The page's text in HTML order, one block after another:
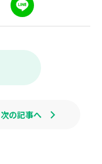
i
e
次の記事へ